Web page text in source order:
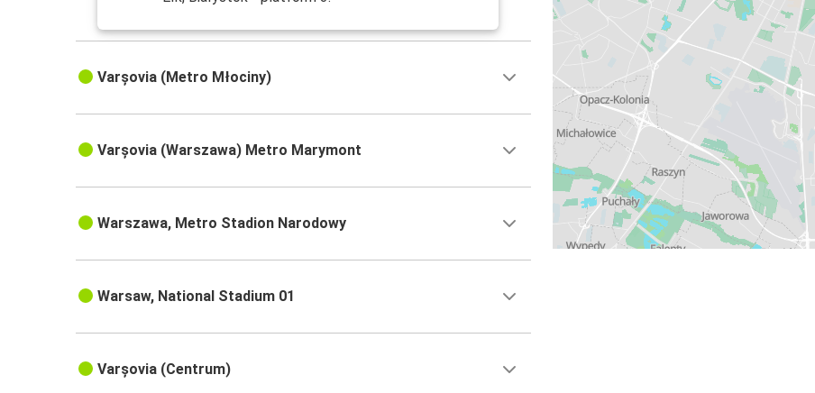
Varșovia (Metro Młociny)
Varșovia (Warszawa) Metro Marymont
Warszawa, Metro Stadion Narodowy
Warsaw, National Stadium 01
Varșovia (Centrum)